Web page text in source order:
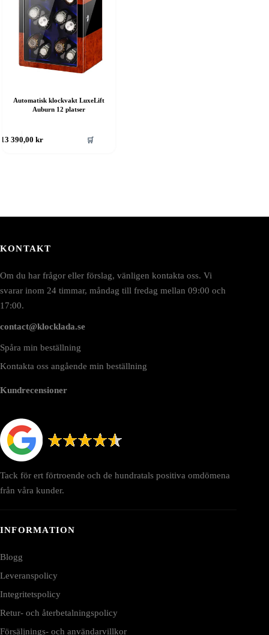
Automatisk klockvakt LuxeLift
Auburn 12 platser
13 390,00 kr 🛒
KONTAKT
Om du har frågor eller förslag, vänligen kontakta oss. Vi
svarar inom 24 timmar, måndag till fredag mellan 09:00 och
17:00.
contact@klocklada.se
Spåra min beställning
Kontakta oss angående min beställning
Kundrecensioner
Tack för ert förtroende och de hundratals positiva omdömena
från våra kunder.
INFORMATION
Blogg
Leveranspolicy
Integritetspolicy
Retur- och återbetalningspolicy
Försäljnings- och användarvillkor